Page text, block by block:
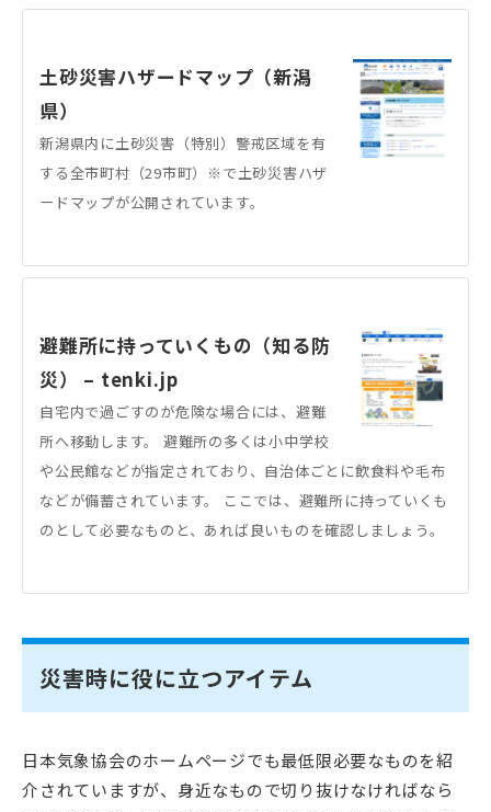
土砂災害ハザードマップ（新潟
県）
新潟県内に土砂災害（特別）警戒区域を有
する全市町村（29市町）※で土砂災害ハザ
ードマップが公開されています。
避難所に持っていくもの（知る防
災） – tenki.jp
自宅内で過ごすのが危険な場合には、避難
所へ移動します。 避難所の多くは小中学校
や公民館などが指定されており、自治体ごとに飲食料や毛布
などが備蓄されています。 ここでは、避難所に持っていくも
のとして必要なものと、あれば良いものを確認しましょう。
災害時に役に立つアイテム
日本気象協会のホームページでも最低限必要なものを紹
介されていますが、身近なもので切り抜けなければなら